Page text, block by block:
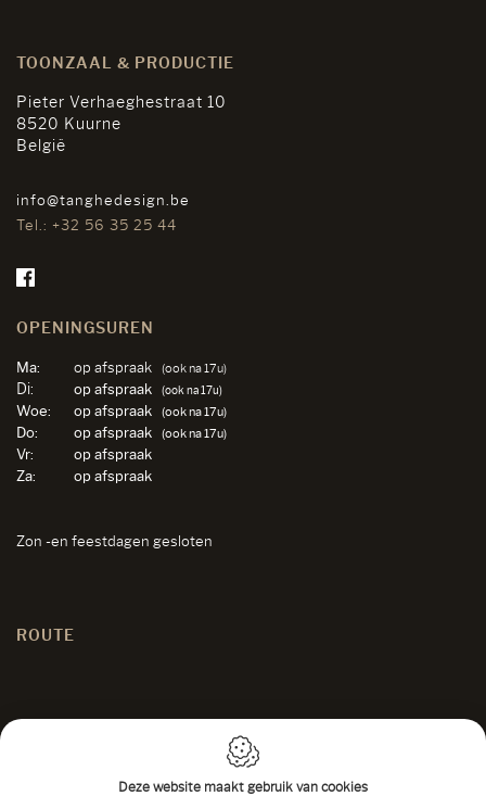
TOONZAAL & PRODUCTIE
Pieter Verhaeghestraat 10
8520 Kuurne
België
info@tanghedesign.be
Tel.: +32 56 35 25 44
OPENINGSUREN
Ma: op afspraak (ook na 17u)
Di: op afspraak (ook na 17u)
Woe: op afspraak (ook na 17u)
Do: op afspraak (ook na 17u)
Vr:
op afspraak
Za:
op afspraak
Zon -en feestdagen gesloten
ROUTE
Deze website maakt gebruik van cookies